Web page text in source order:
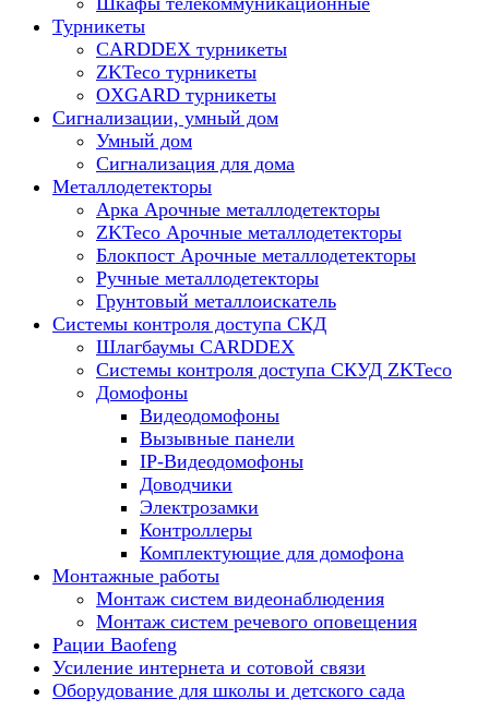
Турникеты
CARDDEX турникеты
ZKTeco турникеты
OXGARD турникеты
Сигнализации, умный дом
Умный дом
Сигнализация для дома
Металлодетекторы
Арка Арочные металлодетекторы
ZKTeco Арочные металлодетекторы
Блокпост Арочные металлодетекторы
Ручные металлодетекторы
Грунтовый металлоискатель
Системы контроля доступа СКД
Шлагбаумы CARDDEX
Системы контроля доступа СКУД ZKTeco
Домофоны
Видеодомофоны
Вызывные панели
IP-Видеодомофоны
Доводчики
Электрозамки
Контроллеры
Комплектующие для домофона
Монтажные работы
Монтаж систем видеонаблюдения
Монтаж систем речевого оповещения
Рации Baofeng
Усиление интернета и сотовой связи
Оборудование для школы и детского сада